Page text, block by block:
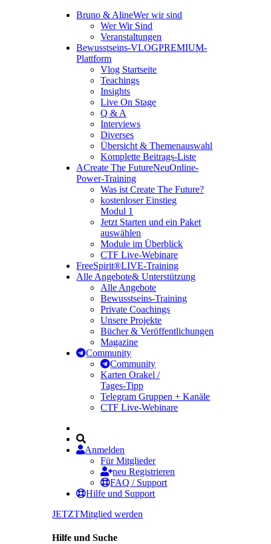
Bruno & AlineWer wir sind
Wer Wir Sind
Veranstaltungen
Bewusstseins-VLOGPREMIUM-
Plattform
Vlog Startseite
Teachings
Insights
Live On Stage
Q & A
Interviews
Diverses
Übersicht & Themenauswahl
Komplette Beitrags-Liste
ACreate The FutureNeuOnline-
Power-Training
Was ist Create The Future?
kostenloser Einstieg
Modul 1
Jetzt Starten und ein Paket
auswählen
Module im Überblick
CTF Live-Webinare
FreeSpirit®LIVE-Training
Alle Angebote& Unterstützung
Alle Angebote
Bewusstseins-Training
Private Coachings
Unsere Projekte
Bücher & Veröffentlichungen
Magazine
Community
Community
Karten Orakel /
Tages-Tipp
Telegram Gruppen + Kanäle
CTF Live-Webinare
Anmelden
Für Mitglieder
neu Registrieren
FAQ / Support
Hilfe und Support
JETZTMitglied werden
Hilfe und Suche